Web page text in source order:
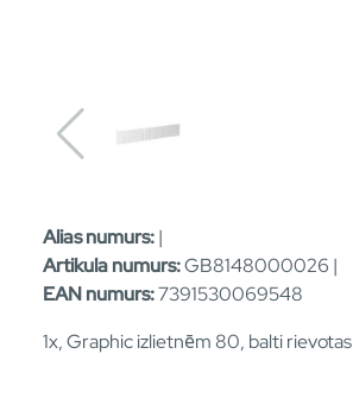
Alias numurs:|
Artikula numurs:GB8148000026 |
EAN numurs:7391530069548
1x, Graphic izlietnēm 80, balti rievotas